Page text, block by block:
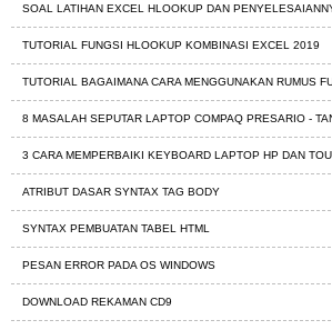
SOAL LATIHAN EXCEL HLOOKUP DAN
TUTORIAL FUNGSI HLOOKUP KOMBINASI EXCEL 2019
TUTORIAL BAGAIMANA CARA MENGGUNAKAN RUMUS
8 MASALAH SEPUTAR LAPTOP COMPAQ PRESARIO -
3 CARA MEMPERBAIKI KEYBOARD LAPTOP HP DAN
ATRIBUT DASAR SYNTAX TAG BODY
SYNTAX PEMBUATAN TABEL HTML
PESAN ERROR PADA OS WINDOWS
DOWNLOAD REKAMAN CD9